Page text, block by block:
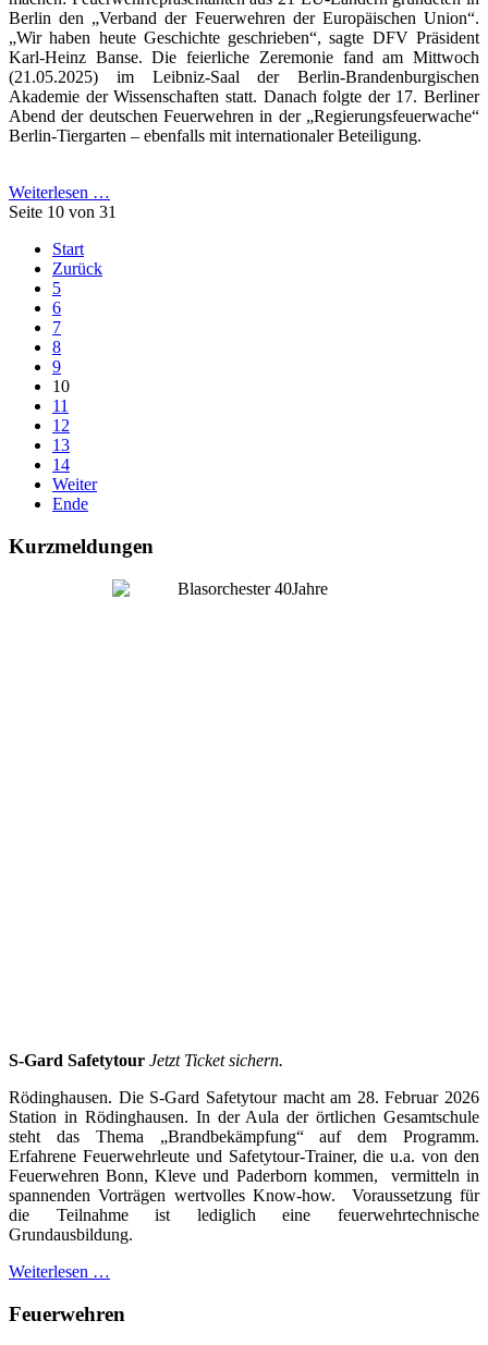
Berlin den „Verband der Feuerwehren der Europäischen Union“.
„Wir haben heute Geschichte geschrieben“, sagte DFV Präsident
Karl-Heinz Banse. Die feierliche Zeremonie fand am Mittwoch
(21.05.2025) im Leibniz-Saal der Berlin-Brandenburgischen
Akademie der Wissenschaften statt. Danach folgte der 17. Berliner
Abend der deutschen Feuerwehren in der „Regierungsfeuerwache“
Berlin-Tiergarten – ebenfalls mit internationaler Beteiligung.
Weiterlesen …
Seite 10 von 31
Start
Zurück
5
6
7
8
9
10
11
12
13
14
Weiter
Ende
Kurzmeldungen
S-Gard Safetytour Jetzt Ticket sichern.
Rödinghausen. Die S-Gard Safetytour macht am 28. Februar 2026
Station in Rödinghausen. In der Aula der örtlichen Gesamtschule
steht das Thema „Brandbekämpfung“ auf dem Programm.
Erfahrene Feuerwehrleute und Safetytour-Trainer, die u.a. von den
Feuerwehren Bonn, Kleve und Paderborn kommen, vermitteln in
spannenden Vorträgen wertvolles Know-how. Voraussetzung für
die Teilnahme ist lediglich eine feuerwehrtechnische
Grundausbildung.
Weiterlesen …
Feuerwehren